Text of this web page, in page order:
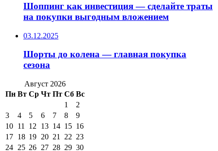
Шоппинг как инвестиция — сделайте траты
на покупки выгодным вложением
03.12.2025
Шорты до колена — главная покупка
сезона
Август 2026
Пн Вт Ср Чт Пт Сб Вс
1
2
3
4 5 6 7 8
9
10 11 12 13 14 15 16
17 18 19 20 21 22 23
24 25 26 27 28 29 30